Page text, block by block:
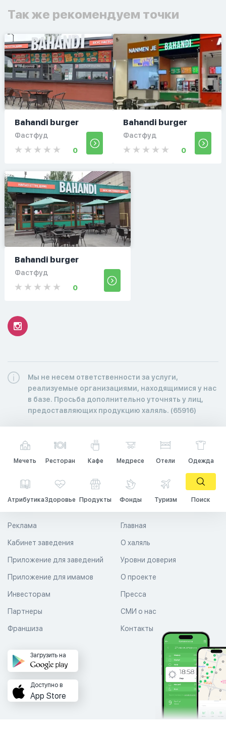
Так же рекомендуем точки
Bahandi burger
Фастфуд
0
Bahandi burger
Фастфуд
0
Bahandi burger
Фастфуд
0
Мы не несем ответственности за услуги,
реализуемые организациями, находящимися у нас
в базе. Просьба дополнительно уточнять у лиц,
предоставляющих продукцию халяль. (65916)
Мечеть Ресторан Кафе Медресе Отели Одежда
АтрибутикаЗдоровье Продукты Фонды Туризм Поиск
Главная
О халяль
Уровни доверия
Реклама
Кабинет заведения
Приложение для заведений
Приложение для имамов О проекте
Пресса
СМИ о нас
Контакты
Инвесторам
Партнеры
Франшиза
Загрузить на
Доступно в
App Store